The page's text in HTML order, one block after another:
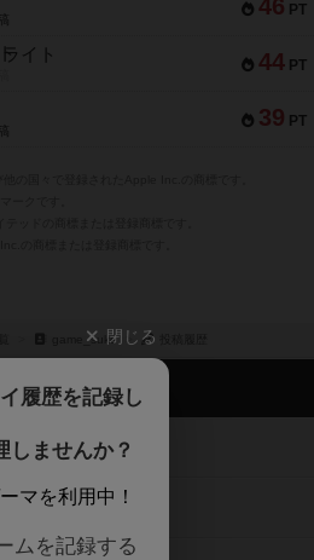
46 PT
44 PT
イト
39 PT
game_suke閉じる
履歴を記録し
しませんか？
マを利用中！
ムを記録する
る
ビュー